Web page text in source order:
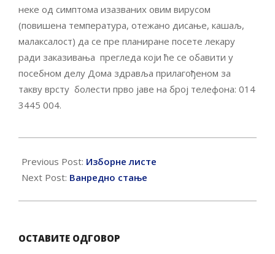
неке од симптома изазваних овим вирусом
(повишена температура, отежано дисање, кашаљ,
малаксалост) да се пре планиране посете лекару
ради заказивања прегледа који ће се обавити у
посебном делу Дома здравља прилагођеном за
такву врсту болести прво јаве на број телефона: 014
3445 004.
03-
13
Previous Post: Изборне листе
Next Post: Ванредно стање
ОСТАВИТЕ ОДГОВОР